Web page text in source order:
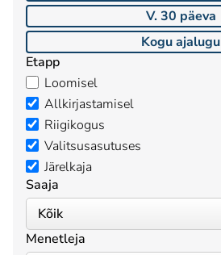
V. 30 päeva
Kogu ajalugu
Etapp
Loomisel
Allkirjastamisel
Riigikogus
Valitsusasutuses
Järelkaja
Saaja
Menetleja